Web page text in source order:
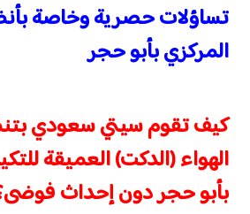
تساؤلات حصرية وخاصة
المركزي بأبو حجر
كيف تقوم سيتي سعودي
الهواء (الدكت) العميقة
بأبو حجر دون إحداث